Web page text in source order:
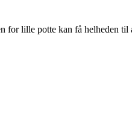
lille potte kan få helheden til